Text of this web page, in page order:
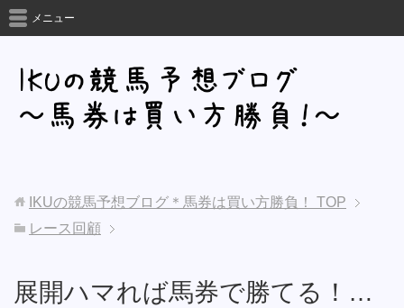
メニュー
IKUの競馬予想ブログ＊馬券は買い方勝負！
TOP
レース回顧
展開ハマれば馬券で勝てる！…